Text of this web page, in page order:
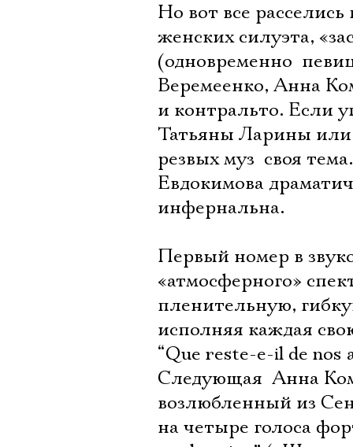
Но вот все
женских силуэта,
(одновременно 
Веремеенко, Анна
и контральто. Если
Татьяны Ларины или
резвых муз  своя
Евдокимова
инфернальна.
Первый номер в
«атмосферного»
пленительную,
исполняя каждая
“Que reste-e-il de nos
Следующая  Анна
возлюбленный из
на четыре голоса